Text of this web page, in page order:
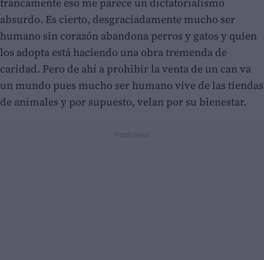
absurdo. Es cierto, desgraciadamente mucho ser
humano sin corazón abandona perros y gatos y quien
los adopta está haciendo una obra tremenda de
caridad. Pero de ahí a prohibir la venta de un can va
un mundo pues mucho ser humano vive de las tiendas
de animales y por supuesto, velan por su bienestar.